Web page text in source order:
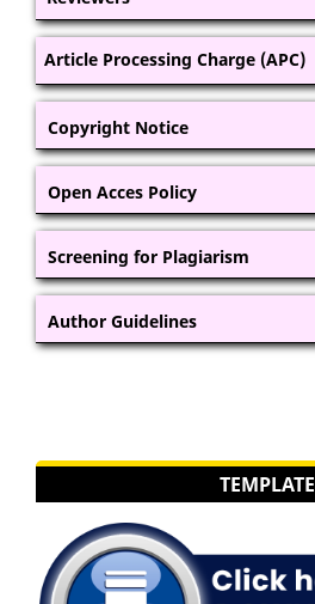
Article Processing Charge (APC)
Copyright Notice
Open Acces Policy
Screening for Plagiarism
Author Guidelines
TEMPLATE